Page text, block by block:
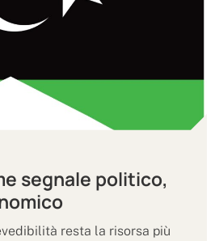
segnale politico,
resta la risorsa più